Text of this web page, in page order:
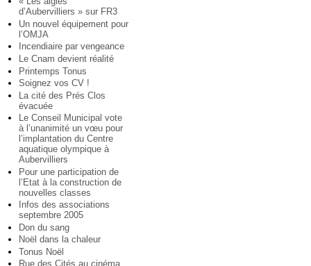
d’Aubervilliers » sur FR3
Un nouvel équipement pour
l’OMJA
Incendiaire par vengeance
Le Cnam devient réalité
Printemps Tonus
Soignez vos CV !
La cité des Prés Clos
évacuée
Le Conseil Municipal vote
à l’unanimité un vœu pour
l’implantation du Centre
aquatique olympique à
Aubervilliers
Pour une participation de
l’Etat à la construction de
nouvelles classes
Infos des associations
septembre 2005
Don du sang
Noël dans la chaleur
Tonus Noël
Rue des Cités au cinéma